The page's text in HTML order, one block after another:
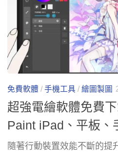
免費軟體 / 手機工具 / 繪圖製圖
超強電繪軟體免費
Paint iPad、平板、
隨著行動裝置效能不斷的提